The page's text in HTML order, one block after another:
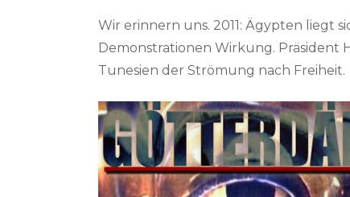
Wir erinnern uns. 2011: Ägypten liegt
Demonstrationen Wirkung. Präsident
Tunesien der Strömung nach Freiheit.